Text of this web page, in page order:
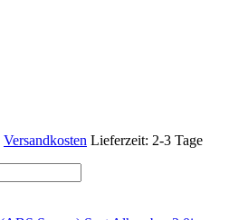
Versandkosten Lieferzeit: 2-3 Tage